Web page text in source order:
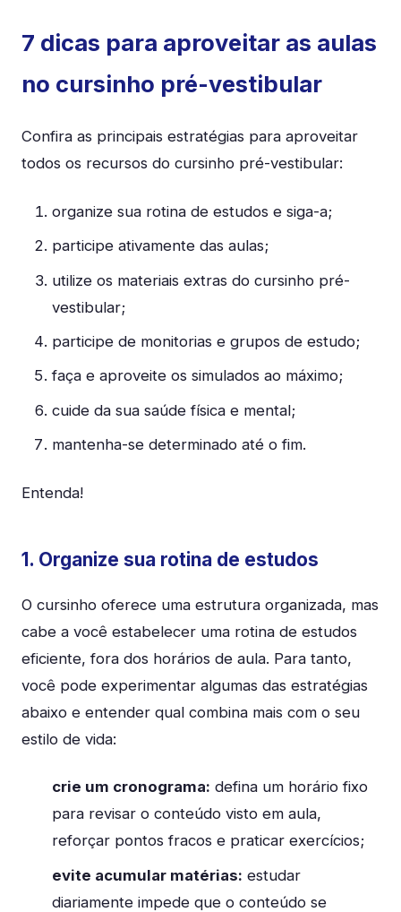
7 dicas para aproveitar as aulas
no cursinho pré-vestibular
Confira as principais estratégias para aproveitar
todos os recursos do cursinho pré-vestibular:
organize sua rotina de estudos e siga-a;
participe ativamente das aulas;
utilize os materiais extras do cursinho pré-
vestibular;
participe de monitorias e grupos de estudo;
faça e aproveite os simulados ao máximo;
cuide da sua saúde física e mental;
mantenha-se determinado até o fim.
Entenda!
1. Organize sua rotina de estudos
O cursinho oferece uma estrutura organizada, mas
cabe a você estabelecer uma rotina de estudos
eficiente, fora dos horários de aula. Para tanto,
você pode experimentar algumas das estratégias
abaixo e entender qual combina mais com o seu
estilo de vida:
crie um cronograma: defina um horário fixo
para revisar o conteúdo visto em aula,
reforçar pontos fracos e praticar exercícios;
evite acumular matérias: estudar
diariamente impede que o conteúdo se